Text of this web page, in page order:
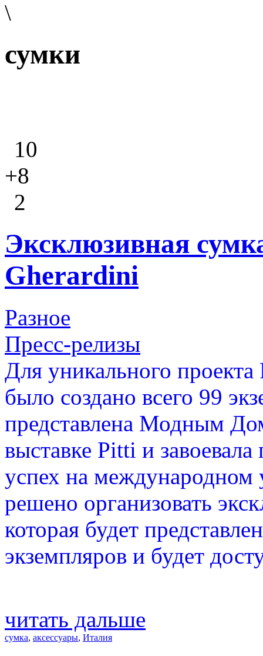
\
сумки
10
+8
2
Эксклюзивная
Gherardini
Разное
Пресс-релизы
Для уникального
было создано всего 99
представлена Модным
выставке Pitti и
успех на международном
решено организовать
которая будет
экземпляров и будет
читать дальше
сумка, аксессуары, Италия